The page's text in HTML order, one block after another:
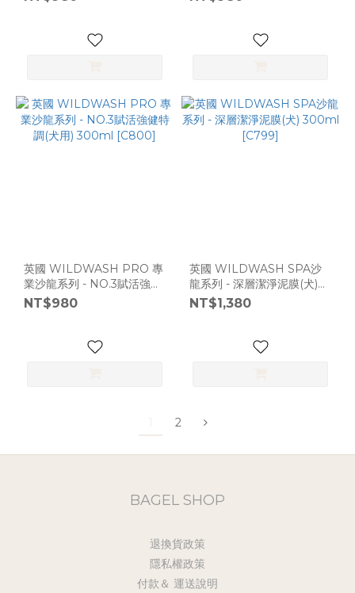
英國 WILDWASH PRO 專
業沙龍系列 - NO.3賦活強健
特調(犬用) 300ml [C800]
NT$980
英國 WILDWASH SPA沙
龍系列 - 深層潔淨泥膜(犬)
300ml [C799]
NT$1,380
1 2
BAGEL SHOP
退換貨政策
隱私權政策
付款＆ 運送說明